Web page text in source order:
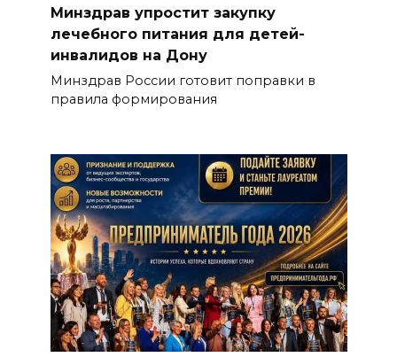
Минздрав упростит закупку
лечебного питания для детей-
инвалидов на Дону
Минздрав России готовит поправки в
правила формирования